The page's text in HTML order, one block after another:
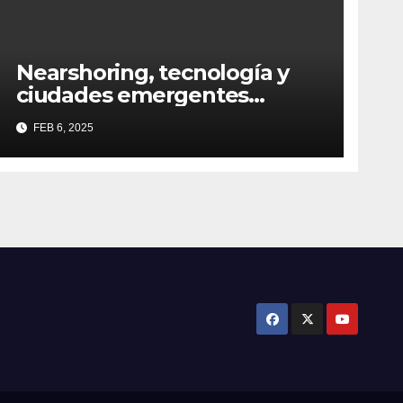
Nearshoring, tecnología y
ciudades emergentes
definirán al Real Estate
FEB 6, 2025